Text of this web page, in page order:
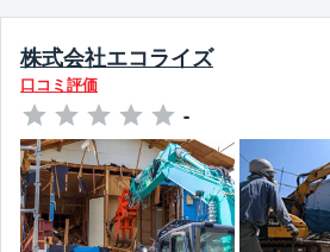
株式会社エコライズ
口コミ評価
-